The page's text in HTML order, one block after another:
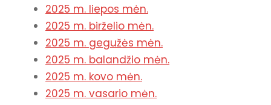
2025 m. liepos mėn.
2025 m. birželio mėn.
2025 m. gegužės mėn.
2025 m. balandžio mėn.
2025 m. kovo mėn.
2025 m. vasario mėn.